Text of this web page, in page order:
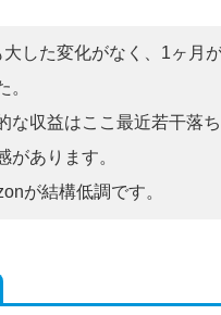
した変化がなく、1ヶ月
。
な収益はここ最近若干落
があります。
が結構低調です。